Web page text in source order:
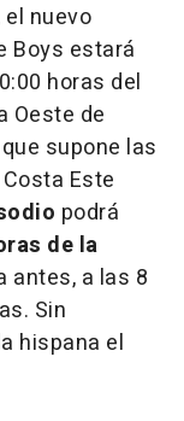
nuevo
Boys estará
horas del
Oeste de
supone las
Este
podrá
de la
antes, a las 8
Sin
hispana el